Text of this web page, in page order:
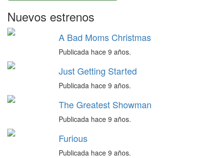
Nuevos estrenos
A Bad Moms Christmas
Publicada hace 9 años.
Just Getting Started
Publicada hace 9 años.
The Greatest Showman
Publicada hace 9 años.
Furious
Publicada hace 9 años.